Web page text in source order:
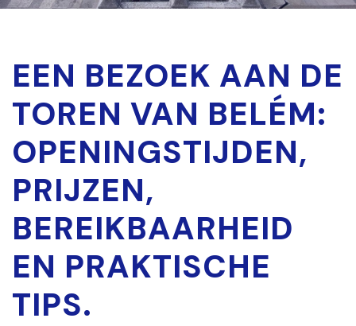
EEN BEZOEK AAN DE
TOREN VAN BELÉM:
OPENINGSTIJDEN,
PRIJZEN,
BEREIKBAARHEID
EN PRAKTISCHE
TIPS.